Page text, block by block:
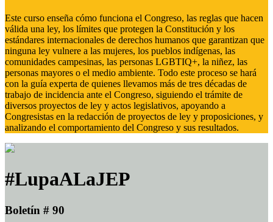
Este curso enseña cómo funciona el Congreso, las reglas que hacen
válida una ley, los límites que protegen la Constitución y los
estándares internacionales de derechos humanos que garantizan que
ninguna ley vulnere a las mujeres, los pueblos indígenas, las
comunidades campesinas, las personas LGBTIQ+, la niñez, las
personas mayores o el medio ambiente. Todo este proceso se hará
con la guía experta de quienes llevamos más de tres décadas de
trabajo de incidencia ante el Congreso, siguiendo el trámite de
diversos proyectos de ley y actos legislativos, apoyando a
Congresistas en la redacción de proyectos de ley y proposiciones, y
analizando el comportamiento del Congreso y sus resultados.
#LupaALaJEP
Boletín # 90